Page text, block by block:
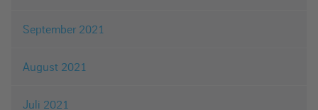
September 2021
August 2021
Juli 2021